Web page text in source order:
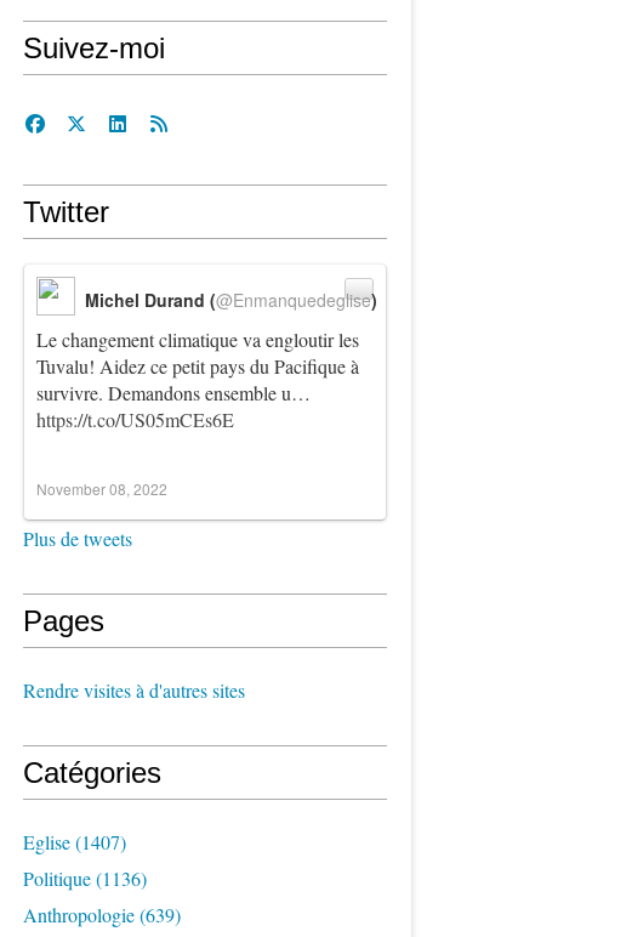
Suivez-moi
Twitter
Le changement climatique va engloutir les
Tuvalu! Aidez ce petit pays du Pacifique à
survivre. Demandons ensemble u…
https://t.co/US05mCEs6E
Michel Durand (@Enmanquedeglise)
November 08, 2022
Plus de tweets
Pages
Rendre visites à d'autres sites
Catégories
Eglise(1407)
Politique(1136)
Anthropologie(639)